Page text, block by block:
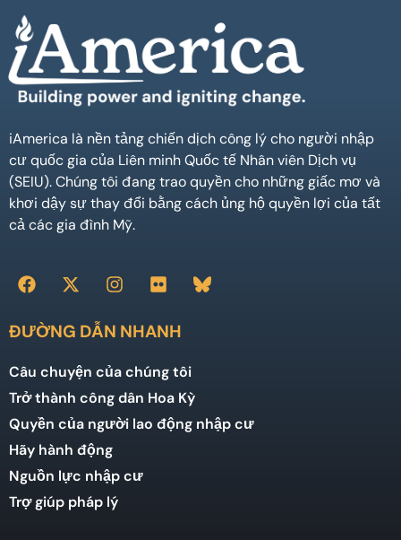
iAmerica là nền tảng chiến dịch công lý cho người nhập
cư quốc gia của Liên minh Quốc tế Nhân viên Dịch vụ
(SEIU). Chúng tôi đang trao quyền cho những giấc mơ và
khơi dậy sự thay đổi bằng cách ủng hộ quyền lợi của tất
cả các gia đình Mỹ.
ĐƯỜNG DẪN NHANH
Câu chuyện của chúng tôi
Trở thành công dân Hoa Kỳ
Quyền của người lao động nhập cư
Hãy hành động
Nguồn lực nhập cư
Trợ giúp pháp lý